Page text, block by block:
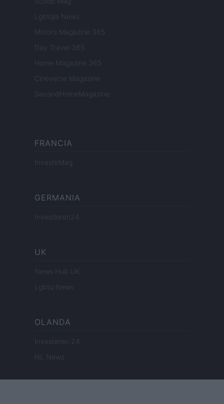
Lgbtqia News
Motors Magazine 365
Day Travel 365
Home Magazine 365
Cineverse Magazine
SecondHomeMagazine
FRANCIA
InvestirMag
GERMANIA
Investieren24
UK
News Hub UK
Lgbtq News
OLANDA
Investeren 24
NL Newz